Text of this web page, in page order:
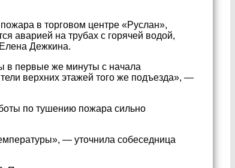
в торговом центре «Руслан»,
аварией на трубах с горячей водой,
Дежкина.
в первые же минуты с начала
верхних этажей того же подъезда», —
по тушению пожара сильно
— уточнила собеседница